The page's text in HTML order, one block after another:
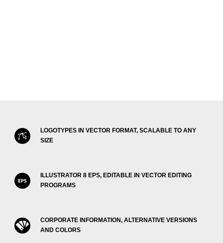
LOGOTYPES IN VECTOR FORMAT, SCALABLE TO ANY
SIZE
ILLUSTRATOR 8 EPS, EDITABLE IN VECTOR EDITING
PROGRAMS
CORPORATE INFORMATION, ALTERNATIVE VERSIONS
AND COLORS